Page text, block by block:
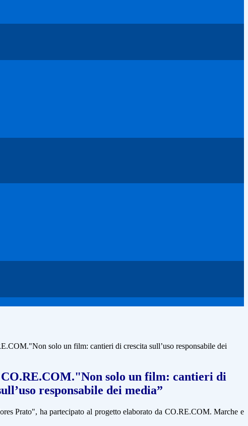
solo un film: cantieri di crescita sull’uso responsabile dei
solo un film: cantieri di
responsabile dei media”
Prato", ha partecipato al progetto elaborato da CO.RE.COM. Marche e